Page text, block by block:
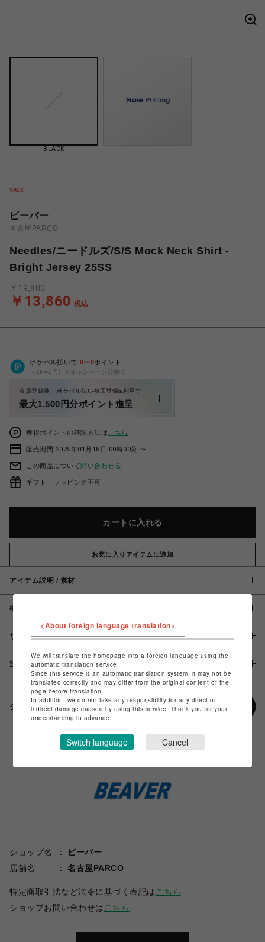
BLACK
ビーバー
名古屋PARCO
Needles/ニードルズ/S/S Mock Neck Shirt -
Bright Jersey 25SS
￥13,860 税込
￥19,800
ポケパル払いで 0〜0ポイント
（1P=1円）※キャンペーン分除く
会員登録後、ポケパル払い初回登録&利用で
最大1,500円分ポイント進呈
獲得ポイントの確認方法は こちら
販売期間 2025年01月18日 00時00分 〜
この商品について問い合わせる
ギフト：ラッピング不可
カートに入れる
お気に入りアイテムに追加
アイテム説明 / 素材
概要
サイズ
注意事項
シェアする
ショップ名
ビーバー
店舗名
名古屋PARCO
特定商取引法など法令に基づく表記は こちら
ショップお問い合わせは こちら
<About foreign language translation>
We will translate the homepage into a foreign language using the
automatic translation service.
Since this service is an automatic translation system, it may not be
translated correctly and may differ from the original content of the
page before translation.
In addition, we do not take any responsibility for any direct or
indirect damage caused by using this service. Thank you for your
understanding in advance.
Switch language Cancel